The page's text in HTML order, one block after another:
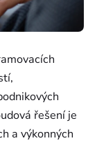
řešení je
a výkonných